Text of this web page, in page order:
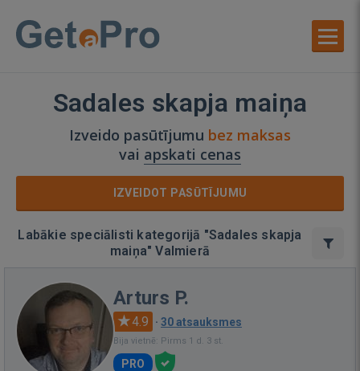
Sadales skapja maiņa
Izveido pasūtījumu bez maksas
vai apskati cenas
IZVEIDOT PASŪTĪJUMU
Labākie speciālisti kategorijā "Sadales skapja
maiņa" Valmierā
Arturs P.
4.9 · 30 atsauksmes
Bija vietnē: Pirms 1 d. 3 st.
PRO